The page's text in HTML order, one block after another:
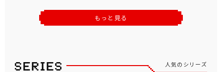
もっと見る
人気のシリーズ